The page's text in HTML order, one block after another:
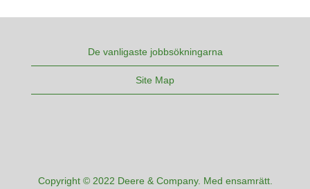
De vanligaste jobbsökningarna
Site Map
Copyright © 2022 Deere & Company. Med ensamrätt.